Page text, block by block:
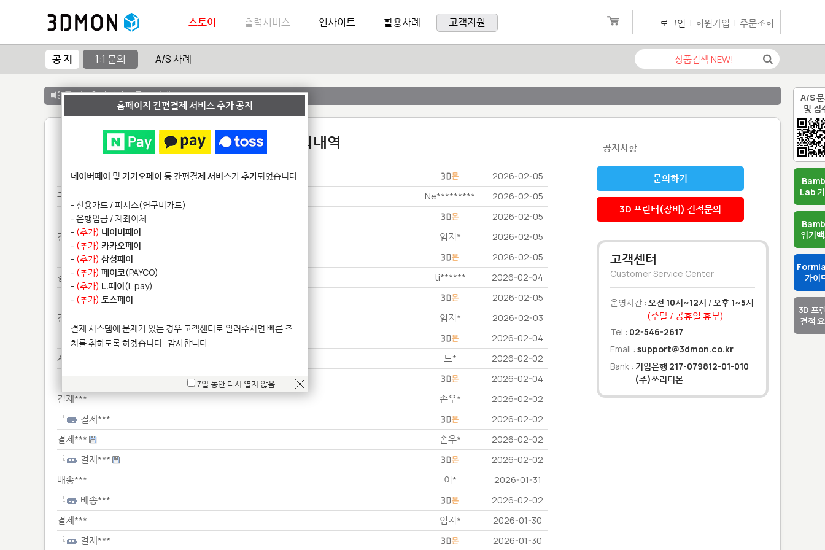
A/S
및 접
Lab
위키
가이
3D 프
견적
스토어 출력서비스 인사이트 활용사례 고객지원 로그인 | 회원가입 | 주문조회
공 지 1:1 문의 A/S 사례
공 지 :출력서비스 종료 안내
1:1 문의내역
구매*** 2026-02-05
구매*** Ne********* 2026-02-05
구매*** 2026-02-05
결제*** 임지* 2026-02-05
결제*** 2026-02-05
결제*** ti****** 2026-02-04
결제*** 2026-02-05
결제*** 임지* 2026-02-03
결제*** 2026-02-04
제품******* 트* 2026-02-02
제품******* 2026-02-04
결제*** 손우* 2026-02-02
결제*** 2026-02-02
결제*** 손우* 2026-02-02
결제*** 2026-02-02
배송*** 이* 2026-01-31
배송*** 2026-02-02
결제*** 임지* 2026-01-30
결제*** 2026-01-30
공지사항
문의하기
3D 프린터(장비) 견적문의
고객센터
Customer Service Center
운영시간 : 오전 10시~12시 /오후 1~5시
(주말 / 공휴일 휴무)
Tel : 02-546-2617
Email : support@3dmon.co.kr
Bank : 기업은행 217-079812-01-010
(주)쓰리디몬
홈페이지 간편결제 서비스 추가 공지
네이버페이 및 카카오페이 등간편결제 서비스가추가되었습니다.
- 신용카드 / 피시스(연구비카드)
- 은행입금 / 계좌이체
- (추가) 네이버페이
- (추가) 카카오페이
- (추가) 삼성페이
- (추가) 페이코(PAYCO)
- (추가) L.페이(L.pay)
- (추가) 토스페이
결제 시스템에 문제가 있는 경우 고객센터로 알려주시면 빠른 조
치를 취하도록 하겠습니다. 감사합니다.
7일 동안 다시 열지 않음